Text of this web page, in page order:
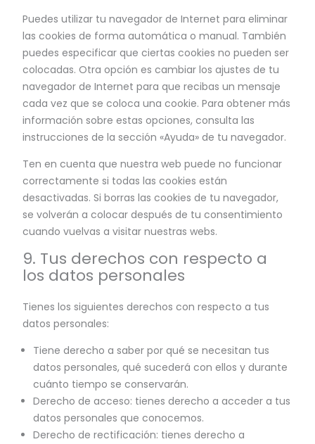
Puedes utilizar tu navegador de Internet para eliminar
las cookies de forma automática o manual. También
puedes especificar que ciertas cookies no pueden ser
colocadas. Otra opción es cambiar los ajustes de tu
navegador de Internet para que recibas un mensaje
cada vez que se coloca una cookie. Para obtener más
información sobre estas opciones, consulta las
instrucciones de la sección «Ayuda» de tu navegador.
Ten en cuenta que nuestra web puede no funcionar
correctamente si todas las cookies están
desactivadas. Si borras las cookies de tu navegador,
se volverán a colocar después de tu consentimiento
cuando vuelvas a visitar nuestras webs.
9. Tus derechos con respecto a
los datos personales
Tienes los siguientes derechos con respecto a tus
datos personales:
Tiene derecho a saber por qué se necesitan tus
datos personales, qué sucederá con ellos y durante
cuánto tiempo se conservarán.
Derecho de acceso: tienes derecho a acceder a tus
datos personales que conocemos.
Derecho de rectificación: tienes derecho a